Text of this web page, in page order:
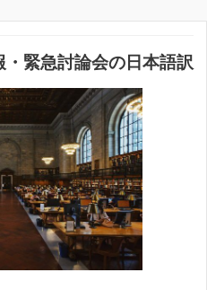
緊急討論会の日本語訳